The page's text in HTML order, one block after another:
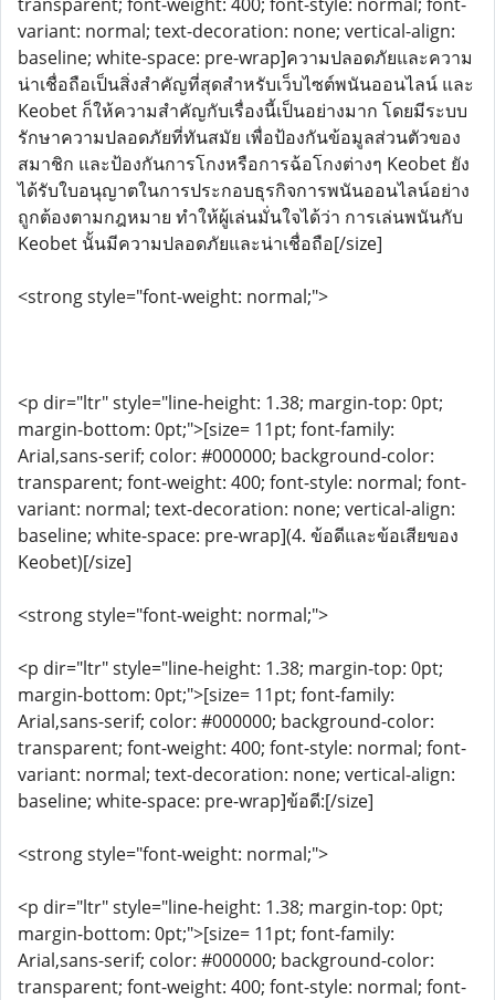
variant: normal; text-decoration: none; vertical-align:
baseline; white-space: pre-wrap]ความปลอดภัยและความ
น่าเชื่อถือเป็นสิ่งสำคัญที่สุดสำหรับเว็บไซต์พนันออนไลน์ และ
Keobet ก็ให้ความสำคัญกับเรื่องนี้เป็นอย่างมาก โดยมีระบบ
รักษาความปลอดภัยที่ทันสมัย เพื่อป้องกันข้อมูลส่วนตัวของ
สมาชิก และป้องกันการโกงหรือการฉ้อโกงต่างๆ Keobet ยัง
ได้รับใบอนุญาตในการประกอบธุรกิจการพนันออนไลน์อย่าง
ถูกต้องตามกฎหมาย ทำให้ผู้เล่นมั่นใจได้ว่า การเล่นพนันกับ
Keobet นั้นมีความปลอดภัยและน่าเชื่อถือ[/size]
<strong style="font-weight: normal;">
<p dir="ltr" style="line-height: 1.38; margin-top: 0pt;
margin-bottom: 0pt;">[size= 11pt; font-family:
Arial,sans-serif; color: #000000; background-color:
transparent; font-weight: 400; font-style: normal; font-
variant: normal; text-decoration: none; vertical-align:
baseline; white-space: pre-wrap](4. ข้อดีและข้อเสียของ
Keobet)[/size]
<strong style="font-weight: normal;">
<p dir="ltr" style="line-height: 1.38; margin-top: 0pt;
margin-bottom: 0pt;">[size= 11pt; font-family:
Arial,sans-serif; color: #000000; background-color:
transparent; font-weight: 400; font-style: normal; font-
variant: normal; text-decoration: none; vertical-align:
baseline; white-space: pre-wrap]ข้อดี:[/size]
<strong style="font-weight: normal;">
<p dir="ltr" style="line-height: 1.38; margin-top: 0pt;
margin-bottom: 0pt;">[size= 11pt; font-family:
Arial,sans-serif; color: #000000; background-color:
transparent; font-weight: 400; font-style: normal; font-